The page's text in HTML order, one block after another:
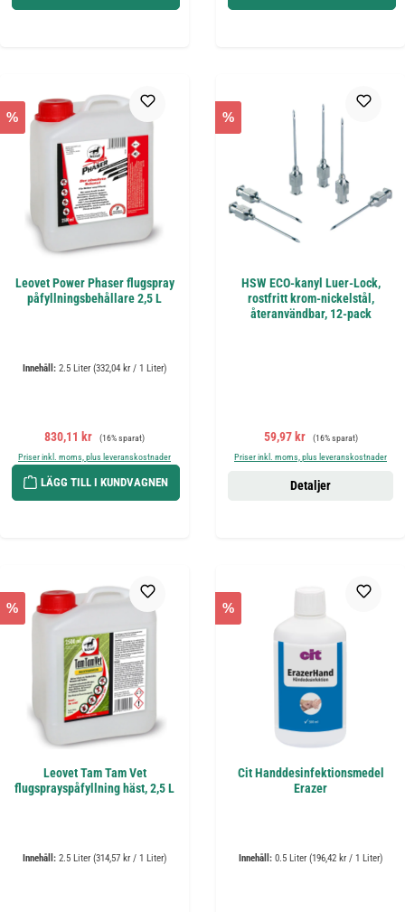
%
Leovet Power Phaser flugspray
påfyllningsbehållare 2,5 L
Innehåll: 2.5 Liter (332,04 kr / 1 Liter)
Försäljningspris:
830,11 kr Ordinarie pris:
(16% sparat)
Priser inkl. moms, plus leveranskostnader
LÄGG TILL I KUNDVAGNEN
%
HSW ECO-kanyl Luer-Lock,
rostfritt krom-nickelstål,
återanvändbar, 12-pack
Försäljningspris:
59,97 kr Ordinarie pris:
(16% sparat)
Priser inkl. moms, plus leveranskostnader
Detaljer
%
Leovet Tam Tam Vet
flugsprayspåfyllning häst, 2,5 L
Innehåll: 2.5 Liter (314,57 kr / 1 Liter)
%
Cit Handdesinfektionsmedel
Erazer
Innehåll: 0.5 Liter (196,42 kr / 1 Liter)